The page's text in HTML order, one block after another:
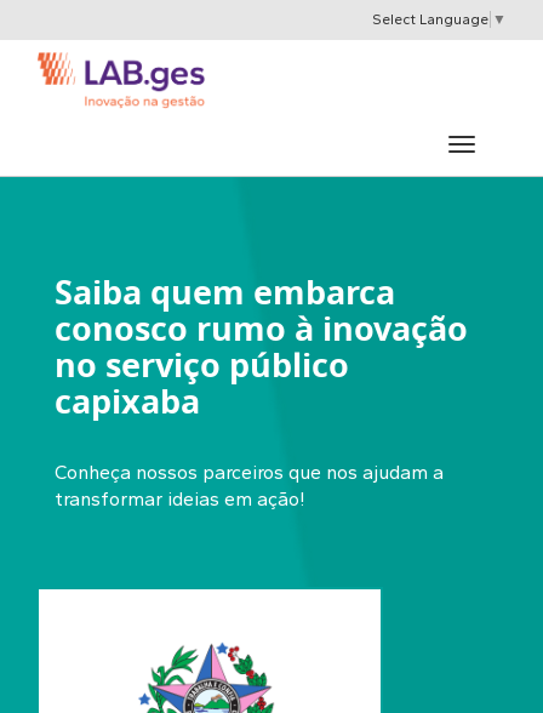
Select Language ▼
Saiba quem embarca
conosco rumo à inovação
no serviço público
capixaba
Conheça nossos parceiros que nos ajudam a
transformar ideias em ação!